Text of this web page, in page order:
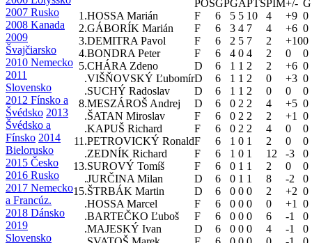
2007 Rusko
2008 Kanada
2009
Švajčiarsko
2010 Nemecko
2011
Slovensko
2012 Fínsko a
Švédsko 2013
Švédsko a
Fínsko 2014
Bielorusko
2015 Česko
2016 Rusko
2017 Nemecko
a Francúz.
2018 Dánsko
2019
Slovensko
POSGPGAPTSPIM+/-
1.HOSSA Marián F 6 5 5 10 4 +9 0
2.GÁBORÍK Marián F 6 3 4 7 4 +6 0
3.DEMITRA Pavol F 6 2 5 7 2 +100
4.BONDRA Peter F 6 4 0 4 2 0
0
5.CHÁRA Zdeno D 6 1 1 2 2 +6 0
.VIŠŇOVSKÝ ĽubomírD 6 1 1 2 0 +3 0
.SUCHÝ Radoslav D 6 1 1 2 0 0
0
8.MESZÁROŠ Andrej D 6 0 2 2 4 +5 0
.ŠATAN Miroslav F 6 0 2 2 2 +1
0
.KAPUŠ Richard F 6 0 2 2 4 0
0
11.PETROVICKÝ RonaldF 6 1 0 1 2 0
0
.ZEDNÍK Richard F 6 1 0 1 12 -3
0
13.SUROVÝ Tomíš F 6 0 1 1 2 0
0
.JURČINA Milan D 6 0 1 1 8 -2
0
15.ŠTRBÁK Martin D 6 0 0 0 2 +2 0
.HOSSA Marcel F 6 0 0 0 0 +1
0
.BARTEČKO Ľuboš F 6 0 0 0 6 -1
0
.MAJESKÝ Ivan D 6 0 0 0 4 -1
0